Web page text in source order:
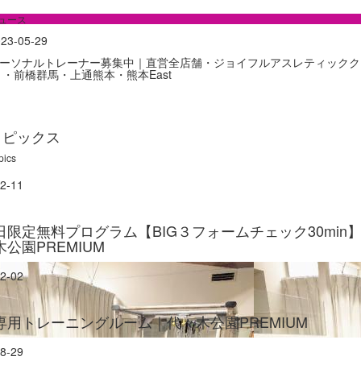
ース
05-29
ソナルトレーナー募集中｜直営全店舗・ジョイフルアスレティック
前橋群馬・上通熊本・熊本East
ックス
11
限定無料プログラム【BIG３フォームチェック30min
公園PREMIUM
02
用トレーニングルーム｜代々木公園PREMIUM
29